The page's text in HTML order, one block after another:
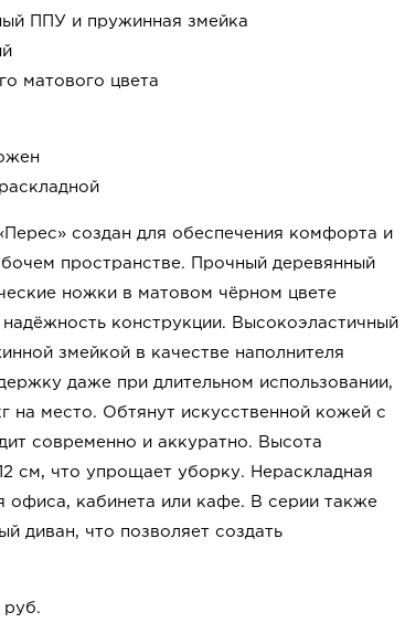
ППУ и пружинная змейка
матового цвета
создан для обеспечения комфорта и
пространстве. Прочный деревянный
ножки в матовом чёрном цвете
конструкции. Высокоэластичный
змейкой в качестве наполнителя
даже при длительном использовании,
на место. Обтянут искусственной кожей с
современно и аккуратно. Высота
см, что упрощает уборку. Нераскладная
офиса, кабинета или кафе. В серии также
диван, что позволяет создать
руб.